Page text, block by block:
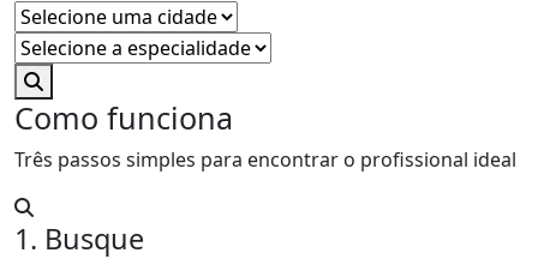
Como funciona
Três passos simples para encontrar o profissional ideal
1. Busque